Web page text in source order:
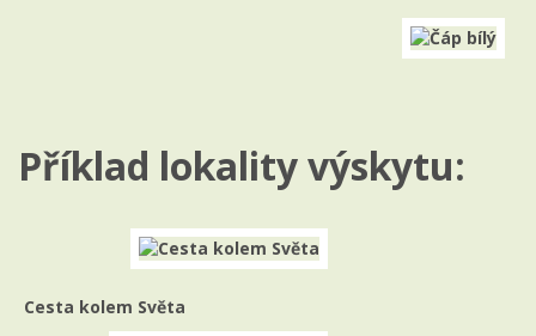
Příklad lokality výskytu:
Cesta kolem Světa